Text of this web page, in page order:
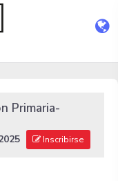
Primaria-
Inscribirse